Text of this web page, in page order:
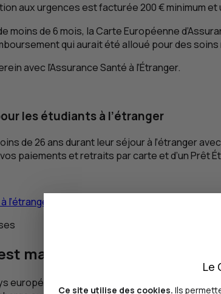
aux urgences est facturée 200 € minimum
moins de 6 mois, la Carte Européenne
qui aurait été alloué pour des
avec l’Assurance Santé à l’Étranger.
les étudiants à l’étranger
de 26 ans durant leur séjour à l’étranger
paiements et retraits par carte et d’un Prêt
l’étranger
malade à l’étranger ?
européen, procurez-vous la Carte Européenne
Le
Ce site utilise des cookies. Ils